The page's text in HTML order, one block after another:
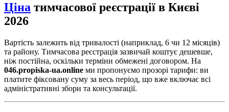
Ціна тимчасової реєстрації в Києві
2026
Вартість залежить від тривалості (наприклад, 6 чи 12 місяців)
та району. Тимчасова реєстрація зазвичай коштує дешевше,
ніж постійна, оскільки терміни обмежені договором. На
046.propiska-ua.online ми пропонуємо прозорі тарифи: ви
платите фіксовану суму за весь період, що вже включає всі
адміністративні збори та консультації.